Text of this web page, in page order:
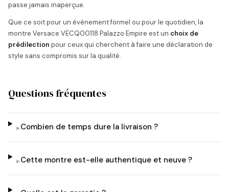
passe jamais inaperçue.
Que ce soit pour un événement formel ou pour le quotidien, la
montre Versace VECQ00118 Palazzo Empire est un choix de
prédilection pour ceux qui cherchent à faire une déclaration de
style sans compromis sur la qualité.
Questions fréquentes
▸Combien de temps dure la livraison ?
▸Cette montre est-elle authentique et neuve ?